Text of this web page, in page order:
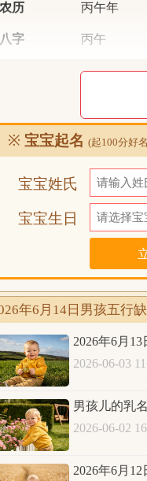
农历 丙午年
八字 丙午
火火
分析
五行统计
火；异类为
2.2，水1，
公历2026年6月14日1时生
八字 丙午
五行 火火
分析
五行统计：
土火；异类
强；八字喜
公历2026年6月14日2时
※ 宝宝起名 (起100分好
宝宝姓氏
宝宝生日
年6月14日男孩五行
2026年6月
2026-06-03
男孩儿的乳
2026-06-02
2026年6月